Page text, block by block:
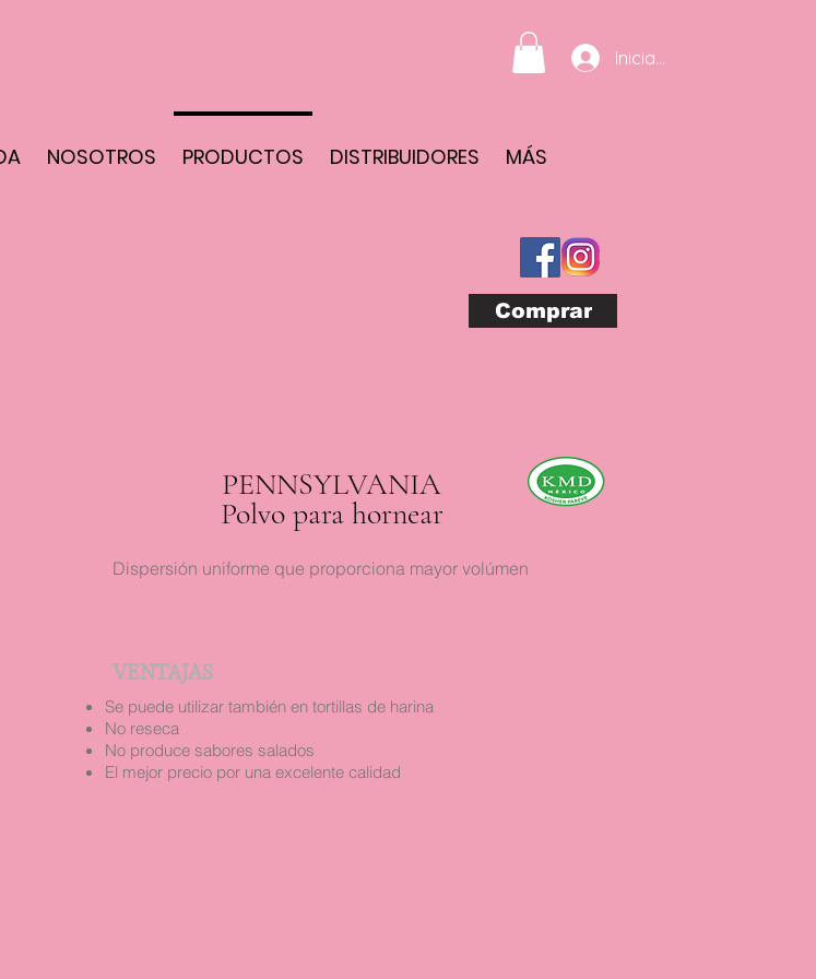
Iniciar sesión
NOSOTROS PRODUCTOS DISTRIBUIDORES MÁS
Comprar
PENNSYLVANIA
Polvo para hornear
Dispersión uniforme que proporciona mayor volúmen
VENTAJAS
Se puede utilizar también en tortillas de harina
No reseca
No produce sabores salados
El mejor precio por una excelente calidad